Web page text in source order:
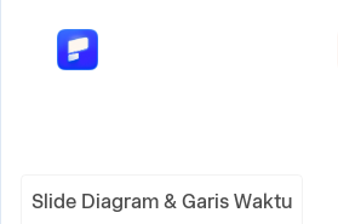
Slide Diagram & Garis Waktu